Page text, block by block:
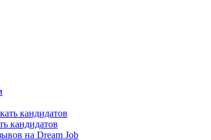
кандидатов